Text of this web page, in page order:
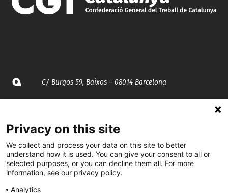
C/ Burgos 59, Baixos – 08014 Barcelona
935 120 481
@CGTCatalunya
Privacy on this site
We collect and process your data on this site to better
understand how it is used. You can give your consent to all or
selected purposes, or you can decline them all. For more
information, see our privacy policy.
Analytics